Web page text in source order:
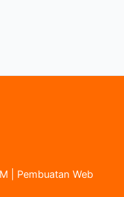
| Pembuatan Web